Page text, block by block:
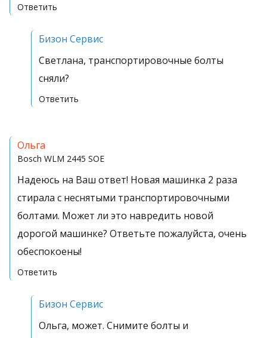
Ответить
Бизон Сервис
Светлана, транспортировочные болты
сняли?
Ответить
Ольга
Bosch WLM 2445 SOE
Надеюсь на Ваш ответ! Новая машинка 2 раза
стирала с неснятыми транспортировочными
болтами. Может ли это навредить новой
дорогой машинке? Ответьте пожалуйста, очень
обеспокоены!
Ответить
Бизон Сервис
Ольга, может. Снимите болты и